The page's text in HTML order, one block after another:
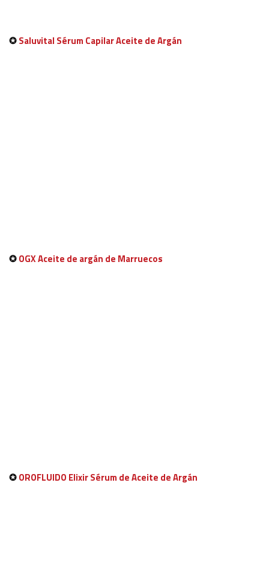
✪Saluvital Sérum Capilar Aceite de Argán
✪OGX Aceite de argán de Marruecos
✪OROFLUIDO Elixir Sérum de Aceite de Argán